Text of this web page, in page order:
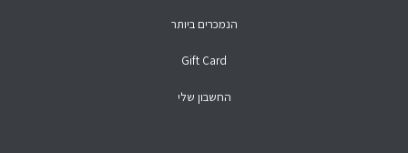
הנמכרים ביותר
Gift Card
החשבון שלי